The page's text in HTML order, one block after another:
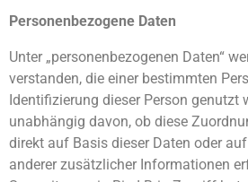
Personenbezogene Daten
Unter „personenbezogenen Daten“
verstanden, die einer bestimmten
Identifizierung dieser Person genutzt
unabhängig davon, ob diese
direkt auf Basis dieser Daten oder
anderer zusätzlicher Informationen